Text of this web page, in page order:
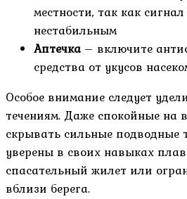
местности, так как
нестабильным
Аптечка– включите
средства от укусов
Особое внимание следует
течениям. Даже спокойные на
скрывать сильные подводные
уверены в своих навыках
спасательный жилет или
вблизи берега.